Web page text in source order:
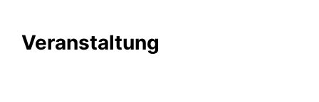
Veranstaltung